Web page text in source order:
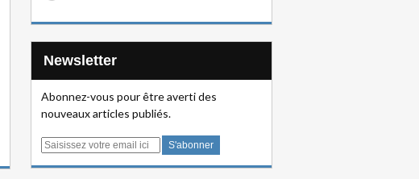
Newsletter
Abonnez-vous pour être averti des
nouveaux articles publiés.
E